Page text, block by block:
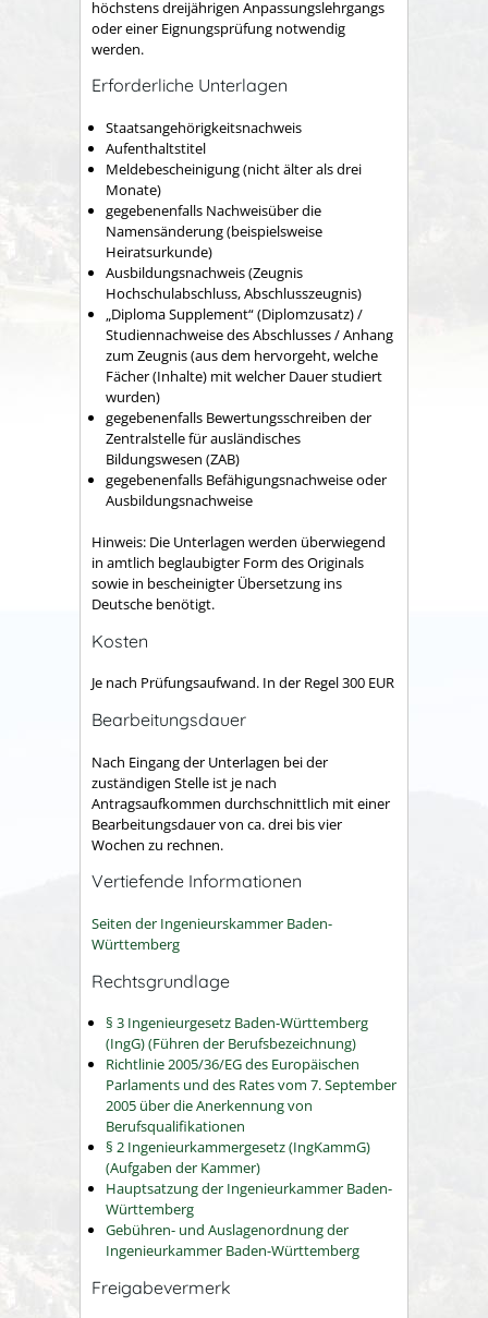
höchstens dreijährigen Anpassungslehrgangs
oder einer Eignungsprüfung notwendig
werden.
Erforderliche Unterlagen
Staatsangehörigkeitsnachweis
Aufenthaltstitel
Meldebescheinigung (nicht älter als drei
Monate)
gegebenenfalls Nachweisüber die
Namensänderung (beispielsweise
Heiratsurkunde)
Ausbildungsnachweis (Zeugnis
Hochschulabschluss, Abschlusszeugnis)
„Diploma Supplement“ (Diplomzusatz) /
Studiennachweise des Abschlusses / Anhang
zum Zeugnis (aus dem hervorgeht, welche
Fächer (Inhalte) mit welcher Dauer studiert
wurden)
gegebenenfalls Bewertungsschreiben der
Zentralstelle für ausländisches
Bildungswesen (ZAB)
gegebenenfalls Befähigungsnachweise oder
Ausbildungsnachweise
Hinweis: Die Unterlagen werden überwiegend
in amtlich beglaubigter Form des Originals
sowie in bescheinigter Übersetzung ins
Deutsche benötigt.
Kosten
Je nach Prüfungsaufwand. In der Regel 300 EUR
Bearbeitungsdauer
Nach Eingang der Unterlagen bei der
zuständigen Stelle ist je nach
Antragsaufkommen durchschnittlich mit einer
Bearbeitungsdauer von ca. drei bis vier
Wochen zu rechnen.
Vertiefende Informationen
Seiten der Ingenieurskammer Baden-
Württemberg
Rechtsgrundlage
§ 3 Ingenieurgesetz Baden-Württemberg
(IngG) (Führen der Berufsbezeichnung)
Richtlinie 2005/36/EG des Europäischen
Parlaments und des Rates vom 7. September
2005 über die Anerkennung von
Berufsqualifikationen
§ 2 Ingenieurkammergesetz (IngKammG)
(Aufgaben der Kammer)
Hauptsatzung der Ingenieurkammer Baden-
Württemberg
Gebühren- und Auslagenordnung der
Ingenieurkammer Baden-Württemberg
Freigabevermerk